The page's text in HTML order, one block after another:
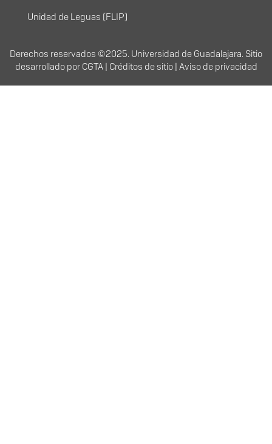
Unidad de Leguas (FLIP)
Derechos
Derechos reservados ©2025. Universidad de Guadalajara. Sitio
desarrollado por CGTA| Créditos de sitio| Aviso de privacidad